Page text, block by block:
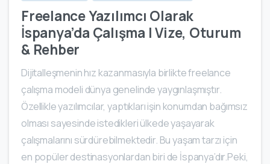
Freelance Yazılımcı Olarak
İspanya’da Çalışma | Vize, Oturum
& Rehber
Dijitalleşmenin hız kazanmasıyla birlikte freelance
çalışma modeli dünya genelinde yaygınlaşmıştır.
Özellikle yazılımcılar, yaptıkları işin konumdan bağımsız
olması sayesinde istedikleri ülkede yaşayarak
çalışmalarını sürdürebilmektedir. Bu yaşam tarzı için
en popüler destinasyonlardan biri de İspanya’dır.Peki,